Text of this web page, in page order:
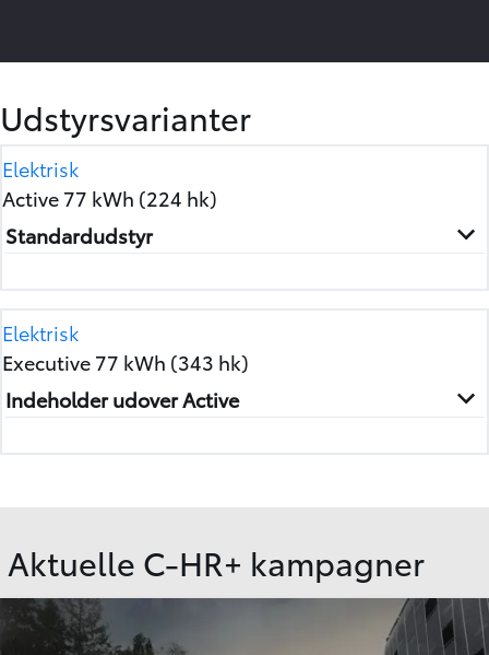
7/17
Udstyrsvarianter
Elektrisk
Active 77 kWh (224 hk)
Standardudstyr
Elektrisk
Executive 77 kWh (343 hk)
Indeholder udover Active
Aktuelle C-HR+ kampagner